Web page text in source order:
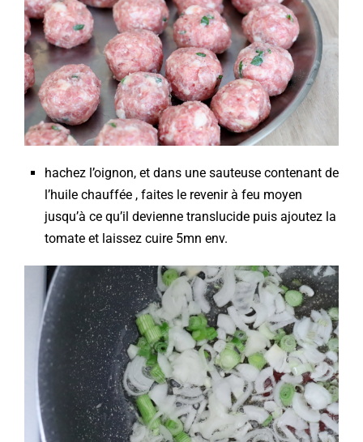
hachez l’oignon, et dans une sauteuse contenant de
l’huile chauffée , faites le revenir à feu moyen
jusqu’à ce qu’il devienne translucide puis ajoutez la
tomate et laissez cuire 5mn env.